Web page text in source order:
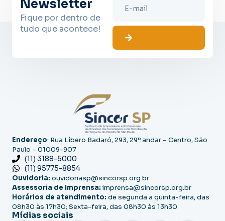
Newsletter
Fique por dentro de
tudo que acontece!
Endereço: Rua Líbero Badaró, 293, 29º andar – Centro, São
Paulo – 01009-907
(11) 3188-5000
(11) 95775-8854
Ouvidoria: ouvidoriasp@sincorsp.org.br
Assessoria de Imprensa: imprensa@sincorsp.org.br
Horários de atendimento: de segunda a quinta-feira, das
08h30 às 17h30; Sexta-feira, das 08h30 às 13h30
Mídias sociais